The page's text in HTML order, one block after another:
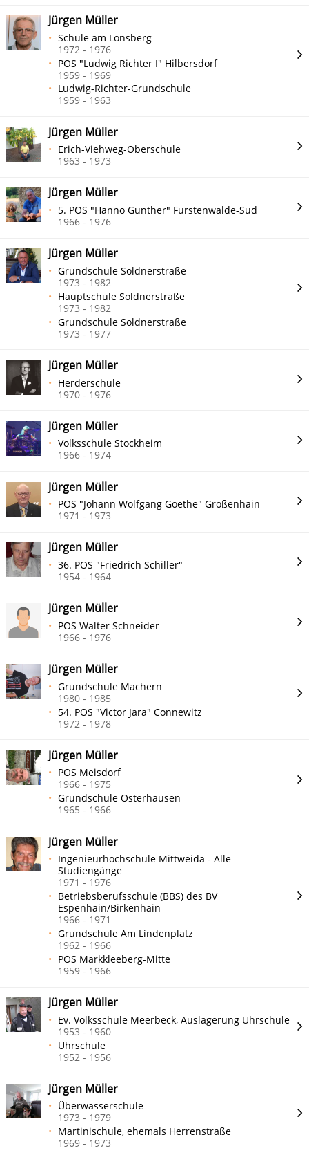
Jürgen Müller
Schule am Lönsberg
1972 - 1976
POS "Ludwig Richter I" Hilbersdorf
1959 - 1969
Ludwig-Richter-Grundschule
1959 - 1963
Jürgen Müller
Erich-Viehweg-Oberschule
1963 - 1973
Jürgen Müller
5. POS "Hanno Günther" Fürstenwalde-Süd
1966 - 1976
Jürgen Müller
Grundschule Soldnerstraße
1973 - 1982
Hauptschule Soldnerstraße
1973 - 1982
Grundschule Soldnerstraße
1973 - 1977
Jürgen Müller
Herderschule
1970 - 1976
Jürgen Müller
Volksschule Stockheim
1966 - 1974
Jürgen Müller
POS "Johann Wolfgang Goethe" Großenhain
1971 - 1973
Jürgen Müller
36. POS "Friedrich Schiller"
1954 - 1964
Jürgen Müller
POS Walter Schneider
1966 - 1976
Jürgen Müller
Grundschule Machern
1980 - 1985
54. POS "Victor Jara" Connewitz
1972 - 1978
Jürgen Müller
POS Meisdorf
1966 - 1975
Grundschule Osterhausen
1965 - 1966
Jürgen Müller
Ingenieurhochschule Mittweida - Alle
Studiengänge
1971 - 1976
Betriebsberufsschule (BBS) des BV
Espenhain/Birkenhain
1966 - 1971
Grundschule Am Lindenplatz
1962 - 1966
POS Markkleeberg-Mitte
1959 - 1966
Jürgen Müller
Ev. Volksschule Meerbeck, Auslagerung Uhrschule
1953 - 1960
Uhrschule
1952 - 1956
Jürgen Müller
Überwasserschule
1973 - 1979
Martinischule, ehemals Herrenstraße
1969 - 1973